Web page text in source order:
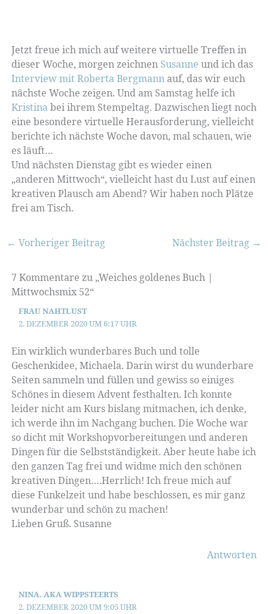
Jetzt freue ich mich auf weitere virtuelle Treffen in
dieser Woche, morgen zeichnenSusanne und ich das
Interview mit Roberta Bergmannauf, das wir euch
nächste Woche zeigen. Und am Samstag helfe ich
Kristinabei ihrem Stempeltag. Dazwischen liegt noch
eine besondere virtuelle Herausforderung, vielleicht
berichte ich nächste Woche davon, mal schauen, wie
es läuft…
Und nächsten Dienstag gibt es wieder einen
„anderen Mittwoch“, vielleicht hast du Lust auf einen
kreativen Plausch am Abend? Wir haben noch Plätze
frei am Tisch.
← Vorheriger Beitrag Nächster Beitrag →
7 Kommentare zu „Weiches goldenes Buch |
Mittwochsmix 52“
FRAU NAHTLUST
2. DEZEMBER 2020 UM 6:17 UHR
Ein wirklich wunderbares Buch und tolle
Geschenkidee, Michaela. Darin wirst du wunderbare
Seiten sammeln und füllen und gewiss so einiges
Schönes in diesem Advent festhalten. Ich konnte
leider nicht am Kurs bislang mitmachen, ich denke,
ich werde ihn im Nachgang buchen. Die Woche war
so dicht mit Workshopvorbereitungen und anderen
Dingen für die Selbstständigkeit. Aber heute habe ich
den ganzen Tag frei und widme mich den schönen
kreativen Dingen….Herrlich! Ich freue mich auf
diese Funkelzeit und habe beschlossen, es mir ganz
wunderbar und schön zu machen!
Lieben Gruß. Susanne
Antworten
NINA. AKA WIPPSTEERTS
2. DEZEMBER 2020 UM 9:05 UHR